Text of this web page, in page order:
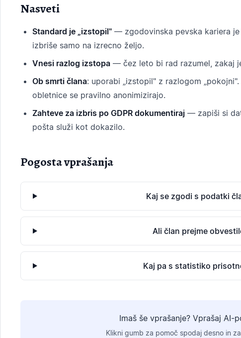
Nasveti
Standard je „izstopil" — zgodovinska pevska kariera
izbriše samo na izrecno željo.
Vnesi razlog izstopa — čez leto bi rad razumel, zakaj
Ob smrti člana: uporabi „izstopil" z razlogom
obletnice se pravilno anonimizirajo.
Zahteve za izbris po GDPR dokumentiraj — zapiši si
pošta služi kot dokazilo.
Pogosta vprašanja
Kaj se zgodi s podatki
Ali član prejme
Kaj pa s statistiko
Imaš še vprašanje? Vprašaj AI-
Klikni gumb za pomoč spodaj desno in